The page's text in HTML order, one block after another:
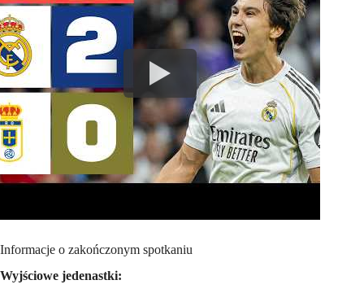
Informacje o zakończonym spotkaniu
Wyjściowe jedenastki: